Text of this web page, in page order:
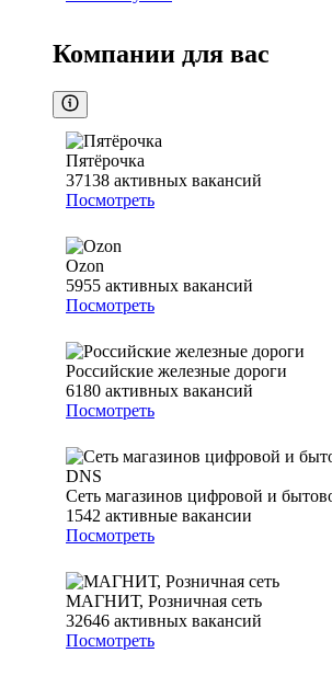
Компании для вас
Пятёрочка
37138 активных вакансий
Посмотреть
Ozon
5955 активных вакансий
Посмотреть
Российские железные дороги
6180 активных вакансий
Посмотреть
Сеть магазинов цифровой и
1542 активные вакансии
Посмотреть
МАГНИТ, Розничная сеть
32646 активных вакансий
Посмотреть